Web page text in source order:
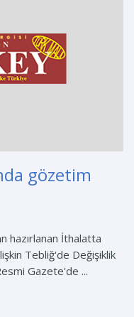
gözetim
hazırlanan İthalatta
Tebliğ'de Değişiklik
Gazete'de ...